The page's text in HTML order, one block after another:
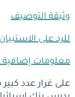
وثيقة التوصيف
للرد على
معلومات
على غرار عدد